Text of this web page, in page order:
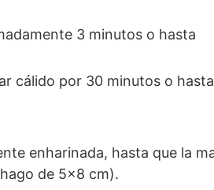
de 5×8 cm).